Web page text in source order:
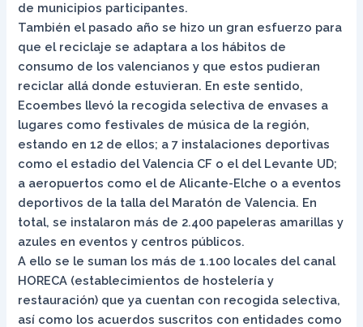
de municipios participantes.
También el pasado año se hizo un gran esfuerzo para
que el reciclaje se adaptara a los hábitos de
consumo de los valencianos y que estos pudieran
reciclar allá donde estuvieran. En este sentido,
Ecoembes llevó la recogida selectiva de envases a
lugares como festivales de música de la región,
estando en 12 de ellos; a 7 instalaciones deportivas
como el estadio del Valencia CF o el del Levante UD;
a aeropuertos como el de Alicante-Elche o a eventos
deportivos de la talla del Maratón de Valencia. En
total, se instalaron más de 2.400 papeleras amarillas y
azules en eventos y centros públicos.
A ello se le suman los más de 1.100 locales del canal
HORECA (establecimientos de hostelería y
restauración) que ya cuentan con recogida selectiva,
así como los acuerdos suscritos con entidades como